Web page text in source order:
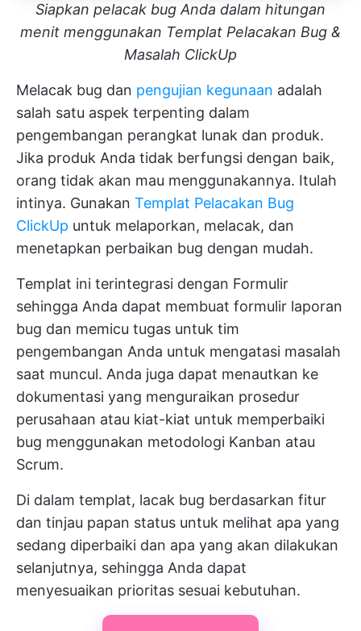
Siapkan pelacak bug Anda dalam hitungan
menit menggunakan Templat Pelacakan Bug &
Masalah ClickUp
Melacak bug dan pengujian kegunaan adalah
salah satu aspek terpenting dalam
pengembangan perangkat lunak dan produk.
Jika produk Anda tidak berfungsi dengan baik,
orang tidak akan mau menggunakannya. Itulah
intinya. Gunakan Templat Pelacakan Bug
ClickUp untuk melaporkan, melacak, dan
menetapkan perbaikan bug dengan mudah.
Templat ini terintegrasi dengan Formulir
sehingga Anda dapat membuat formulir laporan
bug dan memicu tugas untuk tim
pengembangan Anda untuk mengatasi masalah
saat muncul. Anda juga dapat menautkan ke
dokumentasi yang menguraikan prosedur
perusahaan atau kiat-kiat untuk memperbaiki
bug menggunakan metodologi Kanban atau
Scrum.
Di dalam templat, lacak bug berdasarkan fitur
dan tinjau papan status untuk melihat apa yang
sedang diperbaiki dan apa yang akan dilakukan
selanjutnya, sehingga Anda dapat
menyesuaikan prioritas sesuai kebutuhan.